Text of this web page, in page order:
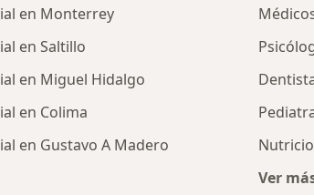
en Monterrey
en Saltillo
en Miguel Hidalgo
en Colima
en Gustavo A Madero
Ver